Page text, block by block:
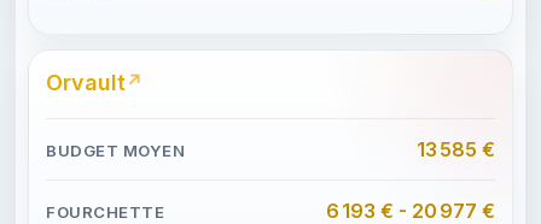
Orvault
13 585 €
6 193 € - 20 977 €